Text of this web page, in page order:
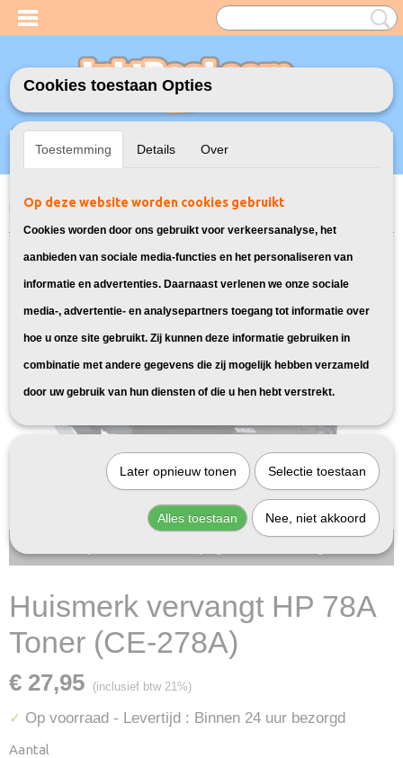
Inloggen Registreren
UW WINKELWAGEN
Home>Toners>Geschikt voor HP>Huismerk vervangt HP 78A Toner
Huismerk vervangt HP 78A
Toner (CE-278A)
€ 27,95 (inclusief btw 21%)
✓ Op voorraad - Levertijd : Binnen 24 uur bezorgd
Aantal
Cookies toestaan Opties
Toestemming Details Over
Op deze website worden cookies gebruikt
Cookies worden door ons gebruikt voor verkeersanalyse, het
aanbieden van sociale media-functies en het personaliseren van
informatie en advertenties. Daarnaast verlenen we onze sociale
media-, advertentie- en analysepartners toegang tot informatie over
hoe u onze site gebruikt. Zij kunnen deze informatie gebruiken in
combinatie met andere gegevens die zij mogelijk hebben verzameld
door uw gebruik van hun diensten of die u hen hebt verstrekt.
Later opnieuw tonen Selectie toestaan
Alles toestaan Nee, niet akkoord